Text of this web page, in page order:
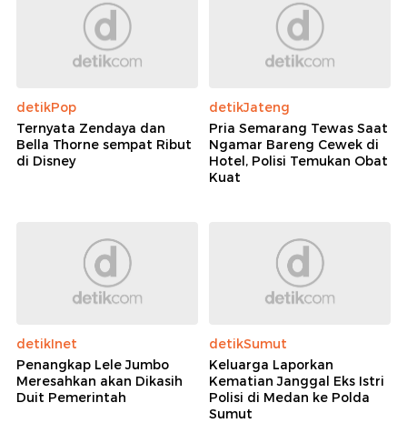
detikPop
Ternyata Zendaya dan
Bella Thorne sempat Ribut
di Disney
detikJateng
Pria Semarang Tewas Saat
Ngamar Bareng Cewek di
Hotel, Polisi Temukan Obat
Kuat
detikInet
Penangkap Lele Jumbo
Meresahkan akan Dikasih
Duit Pemerintah
detikSumut
Keluarga Laporkan
Kematian Janggal Eks Istri
Polisi di Medan ke Polda
Sumut